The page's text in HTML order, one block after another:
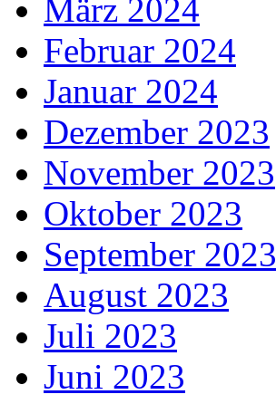
März 2024
Februar 2024
Januar 2024
Dezember 2023
November 2023
Oktober 2023
September 2023
August 2023
Juli 2023
Juni 2023